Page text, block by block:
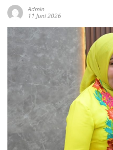
Admin
11 Juni 2026